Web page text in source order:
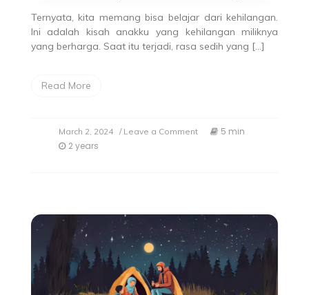
Ternyata, kita memang bisa belajar dari kehilangan.
Ini adalah kisah anakku yang kehilangan miliknya
yang berharga. Saat itu terjadi, rasa sedih yang […]
Read More
March 2, 2024 / Leave a Comment
5 min
2 years